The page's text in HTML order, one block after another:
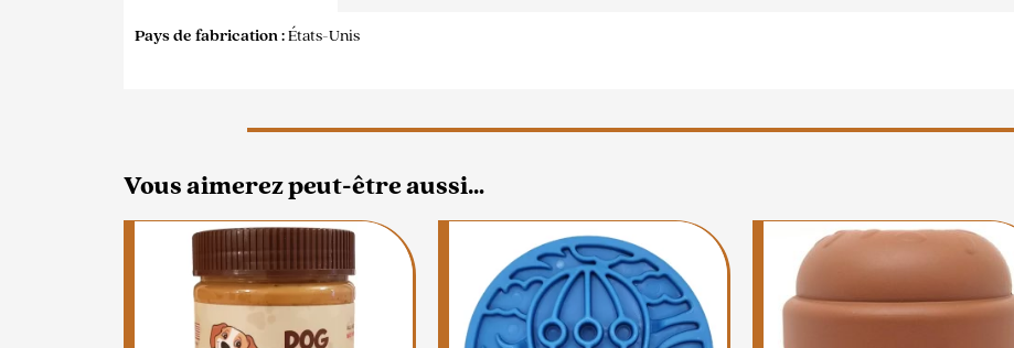
Pays de fabrication :États-Unis
Vous aimerez peut-être aussi…